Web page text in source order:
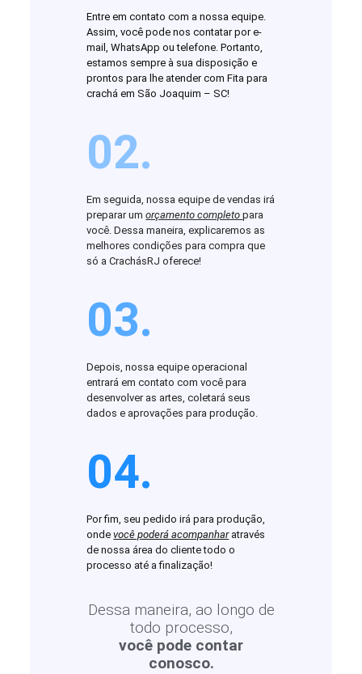
Entre em contato com a nossa equipe.
Assim, você pode nos contatar por e-
mail, WhatsApp ou telefone. Portanto,
estamos sempre à sua disposição e
prontos para lhe atender com Fita para
crachá em São Joaquim – SC!
02.
Em seguida, nossa equipe de vendas irá
preparar umorçamento completopara
você. Dessa maneira, explicaremos as
melhores condições para compra que
só a CrachásRJ oferece!
03.
Depois, nossa equipe operacional
entrará em contato com você para
desenvolver as artes, coletará seus
dados e aprovações para produção.
04.
Por fim, seu pedido irá para produção,
ondevocê poderá acompanharatravés
de nossa área do cliente todo o
processo até a finalização!
Dessa maneira, ao longo de
todo processo,
você pode contar
conosco.